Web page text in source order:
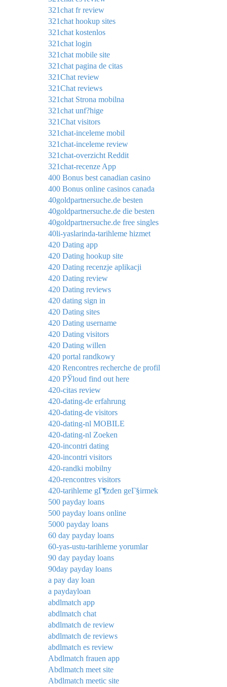
321chat fr review
321chat hookup sites
321chat kostenlos
321chat login
321chat mobile site
321chat pagina de citas
321Chat review
321Chat reviews
321chat Strona mobilna
321chat unf?hige
321Chat visitors
321chat-inceleme mobil
321chat-inceleme review
321chat-overzicht Reddit
321chat-recenze App
400 Bonus best canadian casino
400 Bonus online casinos canada
40goldpartnersuche.de besten
40goldpartnersuche.de die besten
40goldpartnersuche.de free singles
40li-yaslarinda-tarihleme hizmet
420 Dating app
420 Dating hookup site
420 Dating recenzje aplikacji
420 Dating review
420 Dating reviews
420 dating sign in
420 Dating sites
420 Dating username
420 Dating visitors
420 Dating willen
420 portal randkowy
420 Rencontres recherche de profil
420 РЎloud find out here
420-citas review
420-dating-de erfahrung
420-dating-de visitors
420-dating-nl MOBILE
420-dating-nl Zoeken
420-incontri dating
420-incontri visitors
420-randki mobilny
420-rencontres visitors
420-tarihleme gГ¶zden geГ§irmek
500 payday loans
500 payday loans online
5000 payday loans
60 day payday loans
60-yas-ustu-tarihleme yorumlar
90 day payday loans
90day payday loans
a pay day loan
a paydayloan
abdlmatch app
abdlmatch chat
abdlmatch de review
abdlmatch de reviews
abdlmatch es review
Abdlmatch frauen app
Abdlmatch meet site
Abdlmatch meetic site